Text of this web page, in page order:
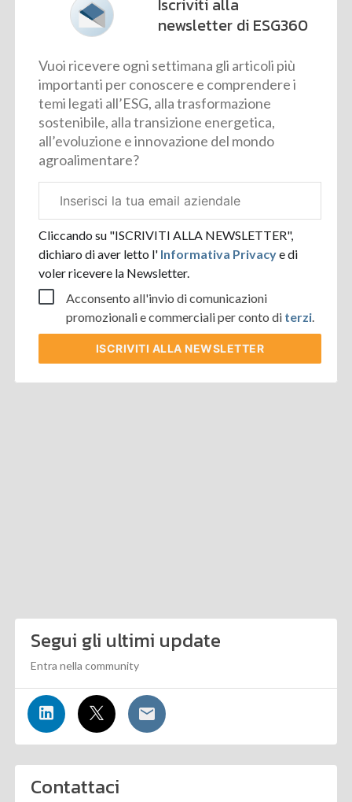
Iscriviti alla
newsletter di ESG360
Vuoi ricevere ogni settimana gli articoli più
importanti per conoscere e comprendere i
temi legati all’ESG, alla trasformazione
sostenibile, alla transizione energetica,
all’evoluzione e innovazione del mondo
agroalimentare?
aziendale
Cliccando su "ISCRIVITI ALLA NEWSLETTER",
dichiaro di aver letto l' Informativa Privacye di
voler ricevere la Newsletter.
Acconsento all'invio di comunicazioni
promozionali e commerciali per conto di terzi.
ISCRIVITI ALLA NEWSLETTER
Segui gli ultimi update
Entra nella community
Contattaci